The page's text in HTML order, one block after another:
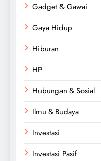
Gadget & Gawai
Gaya Hidup
Hiburan
HP
Hubungan & Sosial
Ilmu & Budaya
Investasi
Investasi Pasif